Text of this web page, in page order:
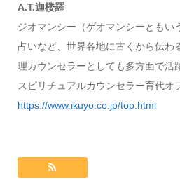
A.T.迦楼羅
ジオマンシー（ゲオマンシーともい
占いなど、世界各地に古くから伝わ
理カウンセラーとしても多方面で活
スピリチュアルカウンセラー育代オ
https://www.ikuyo.co.jp/top.html